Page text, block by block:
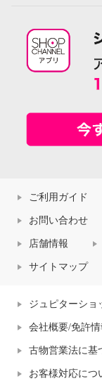
ご利用ガイド
お問い合わせ
店舗情報
サイトマップ
ジュピターショ
会社概要/免許情
古物営業法に基
お客様対応につ